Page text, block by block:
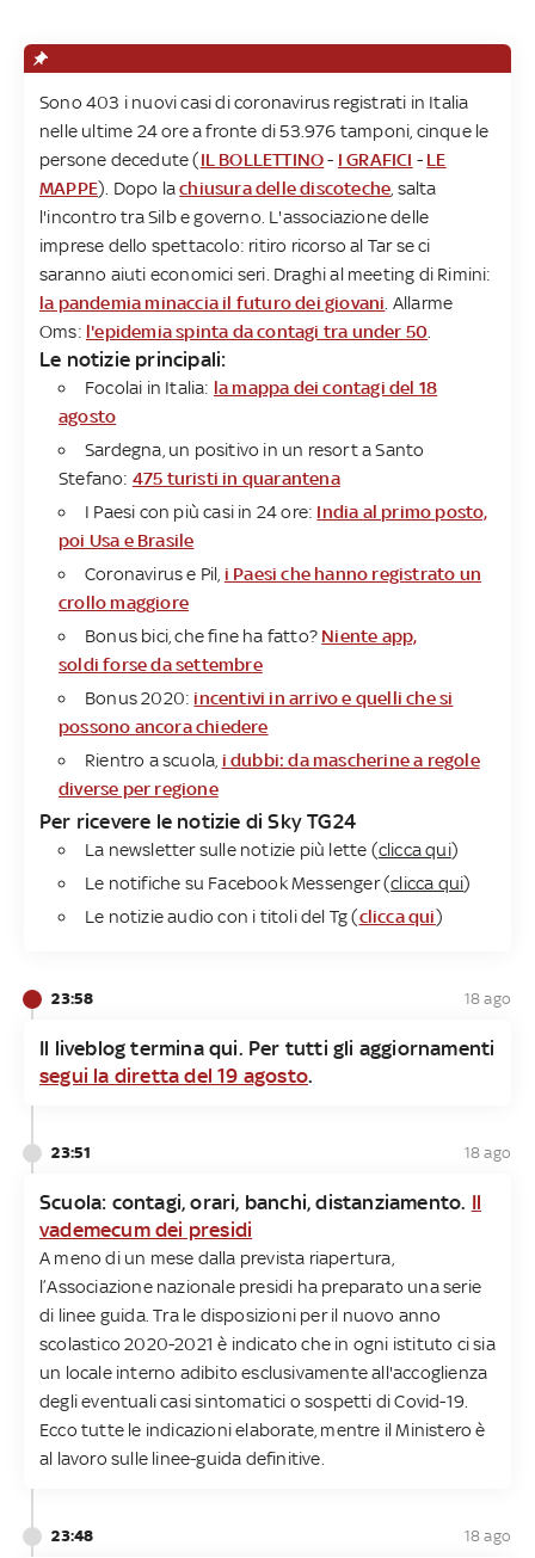
Sono 403 i nuovi casi di coronavirus registrati in Italia
nelle ultime 24 ore a fronte di 53.976 tamponi, cinque le
persone decedute (IL BOLLETTINO- I GRAFICI - LE
MAPPE). Dopo lachiusura delle discoteche , salta
l'incontro tra Silb e governo. L'associazione delle
imprese dello spettacolo: ritiro ricorso al Tar se ci
saranno aiuti economici seri. Draghi al meeting di Rimini:
la pandemia minaccia il futuro dei giovani . Allarme
Oms: l'epidemia spinta da contagi tra under 50
Le notizie principali:
Focolai in Italia: la mappa dei contagi del 18
agosto
Sardegna, un positivo in un resort a Santo
Stefano: 475 turisti in quarantena
I Paesi con più casi in 24 ore: India al primo posto,
poi Usa e Brasile
Coronavirus e Pil, i Paesi che hanno registrato un
crollo maggiore
Bonus bici, che fine ha fatto? Niente app,
soldi forse da settembre
Bonus 2020: incentivi in arrivo e quelli che si
possono ancora chiedere
Rientro a scuola, i dubbi: da mascherine a regole
diverse per regione
Per ricevere le notizie di Sky TG24
La newsletter sulle notizie più lette (clicca qui)
Le notifiche su Facebook Messenger (clicca qui)
Le notizie audio con i titoli del Tg (clicca qui)
23:58 18 ago
Il liveblog termina qui. Per tutti gli aggiornamenti
segui la diretta del 19 agosto.
23:51 18 ago
Scuola: contagi, orari, banchi, distanziamento. Il
vademecum dei presidi
A meno di un mese dalla prevista riapertura,
l’Associazione nazionale presidi ha preparato una serie
di linee guida. Tra le disposizioni per il nuovo anno
scolastico 2020-2021 è indicato che in ogni istituto ci sia
un locale interno adibito esclusivamente all'accoglienza
degli eventuali casi sintomatici o sospetti di Covid-19.
Ecco tutte le indicazioni elaborate, mentre il Ministero è
al lavoro sulle linee-guida definitive.
23:48 18 ago